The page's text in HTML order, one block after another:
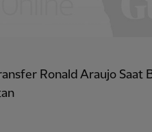
Ronald Araujo Saat